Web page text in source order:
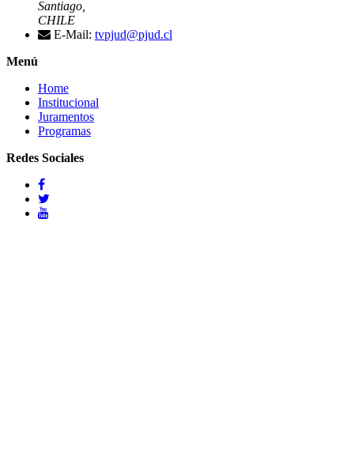
Santiago,
CHILE
E-Mail: tvpjud@pjud.cl
Menú
Home
Institucional
Juramentos
Programas
Redes Sociales